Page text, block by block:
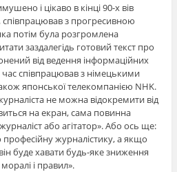
і цікаво в кінці 90-х вів
з прогресивною
потім була розгромлена
заздалегідь готовий текст про
від ведення інформаційних
співпрацював з німецькими
японської телекомпанією NHK.
не можна відокремити від
на екран, сама повинна
або агітатор». Або ось ще:
журналістику, а якщо
буде хавати будь-яке зниження
і правил».